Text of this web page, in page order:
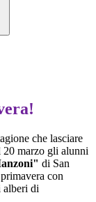
che lasciare
20 marzo gli alunni
di San
con
alberi di